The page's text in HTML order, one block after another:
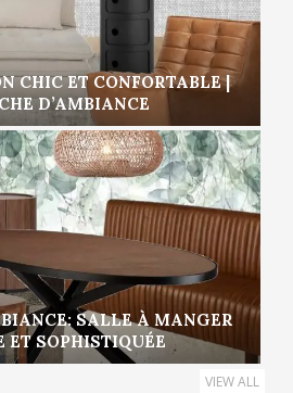
CHIC ET CONFORTABLE |
D’AMBIANCE
SALLE À MANGER
ET SOPHISTIQUÉE
VIEW ALL